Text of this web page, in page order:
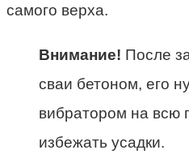
самого верха.
Внимание! После
сваи бетоном, его
вибратором на всю
избежать усадки.